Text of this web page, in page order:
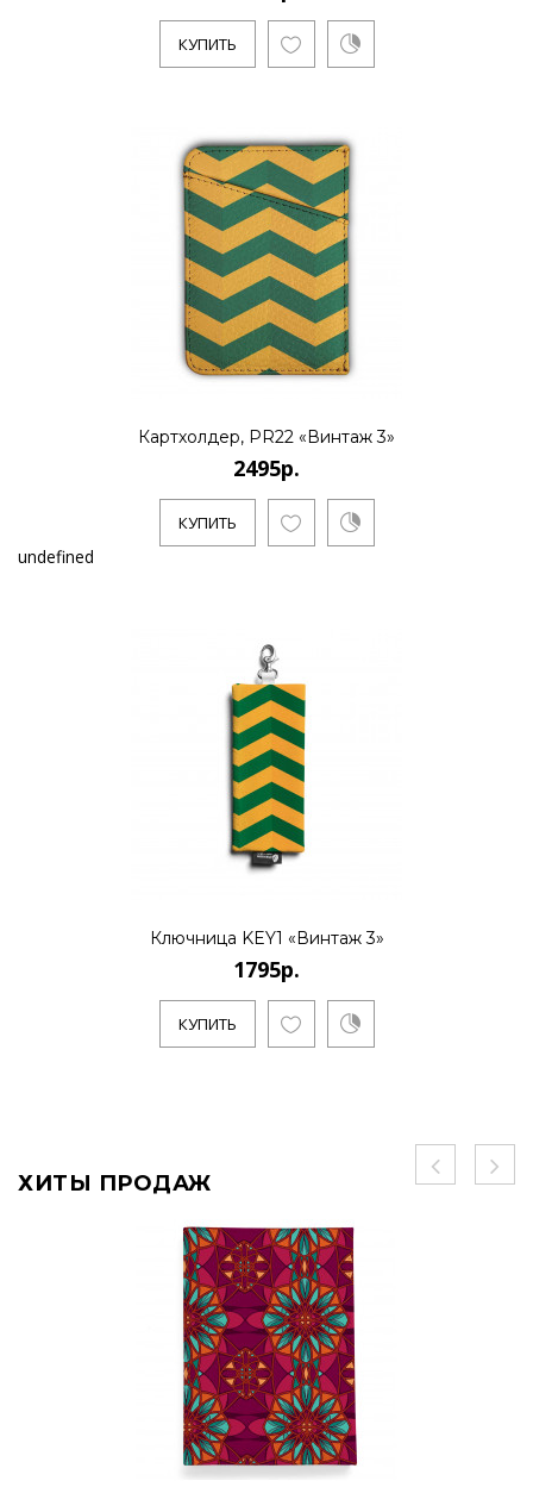
КУПИТЬ
Картхолдер, PR22 «Винтаж 3»
2495р.
КУПИТЬ
undefined
Ключница KEY1 «Винтаж 3»
1795р.
КУПИТЬ
ХИТЫ ПРОДАЖ